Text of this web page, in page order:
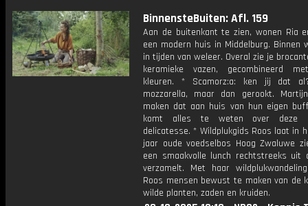
BinnensteBuiten: Afl. 159
Aan de buitenkant te zien, wonen Ria
een modern huis in Middelburg. Binnen
in tijden van weleer. Overal zie je
keramieke vazen, gecombineerd
kleuren. * Scamorz:a: ken jij dat
mozzarella, maar dan gerookt.
maken dat aan huis van hun eigen
komt alles te weten over deze
delicatesse. * Wildplukgids Roos laat in
jaar oude voedselbos Hoog Zwaluwe
een smaakvolle lunch rechtstreeks uit
verzamelt. Met haar
Roos mensen bewust te maken van de
wilde planten, zaden en kruiden.